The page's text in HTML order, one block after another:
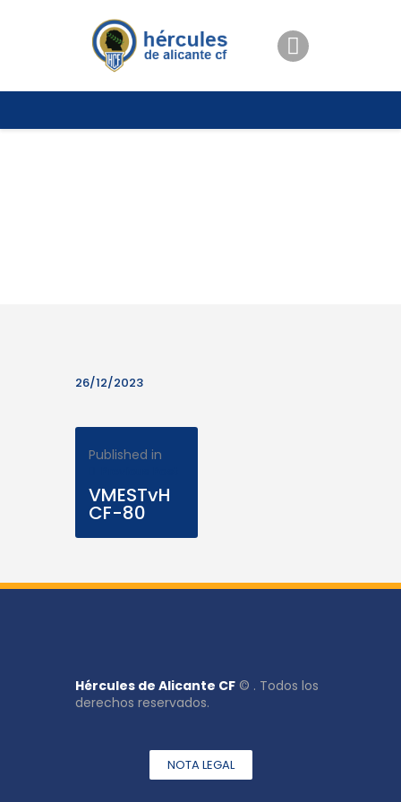
ENTRADAS
TIENDA
26/12/2023
Published in
VMESTvH
CF-80
Hércules de Alicante CF © . Todos los
derechos reservados.
NOTA LEGAL